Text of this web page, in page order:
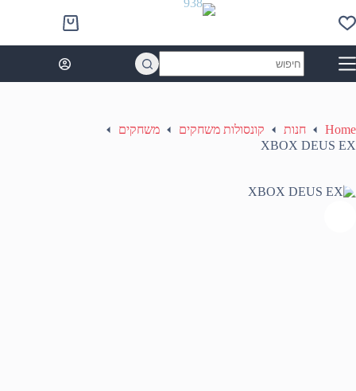
to
content
Shopping
cart
results
Home חנות קונסולות משחקים
משחקים
XBOX DEUS EX